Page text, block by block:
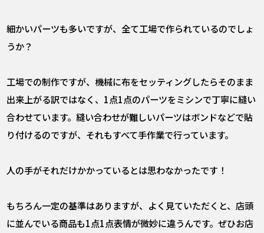
――細かいパーツも多いですが、全て工場で作られているのでしょ
うか？
工場での制作ですが、機械に布をセッティングしたらそのまま
出来上がる訳ではなく、1点1点のパーツをミシンで丁寧に縫い
合わせています。縫い合わせが難しいパーツはボンドなどで貼
り付けるのですが、それもすべて手作業で行っています。
――人の手がそれだけかかっているとは思わなかったです！
もちろん一定の基準はありますが、よく見ていただくと、店頭
に並んでいる商品も1点1点表情が微妙に違うんです。ぜひお店